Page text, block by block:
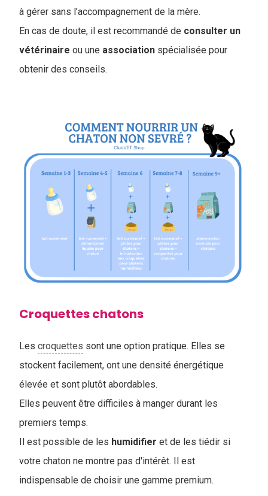
à gérer sans l’accompagnement de la mère.
En cas de doute, il est recommandé de consulter un
vétérinaire ou une association spécialisée pour
obtenir des conseils.
Croquettes chatons
Les croquettes sont une option pratique. Elles se
stockent facilement, ont une densité énergétique
élevée et sont plutôt abordables.
Elles peuvent être difficiles à manger durant les
premiers temps.
Il est possible de les humidifier et de les tiédir si
votre chaton ne montre pas d'intérêt. Il est
indispensable de choisir une gamme premium.